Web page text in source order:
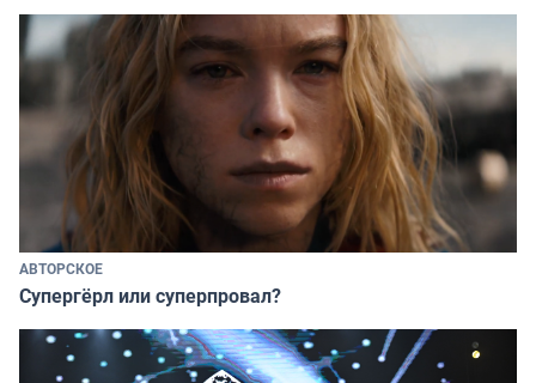
АВТОРСКОЕ
Супергёрл или суперпровал?